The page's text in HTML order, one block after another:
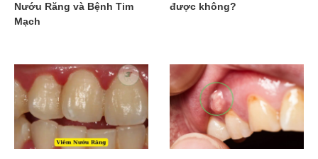
Nướu Răng và Bệnh Tim
Mạch
được không?